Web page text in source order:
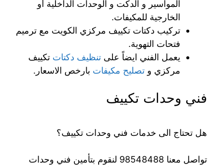
المواسير و الدكت و الوحدات الداخلية أو
الخارجية للمكيفات.
تركيب دكتات تكييف مركزي الكويت مع ترميم
فتحات التهوية.
يعمل الفني ايضاً على تنظيف دكتات تكييف
مركزي و تصليح مكيفات بارخص الاسعار.
فني وحدات تكييف
هل تحتاج الى خدمات فني وحدات تكييف؟
تواصل معنا 98548488 لنقوم بتأمين فني وحدات